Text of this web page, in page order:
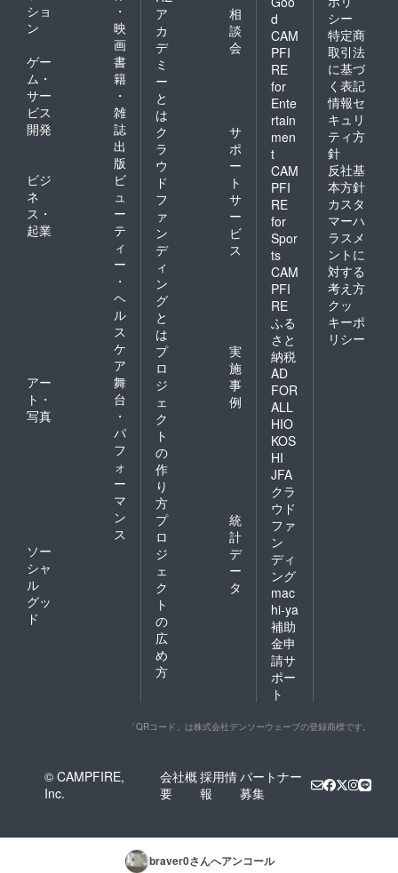
ショ
ン
・
映
画
ゲー
ム・
サー
ビス
開発
書
籍
・
雑
誌
出
版
ビジ
ネ
ス・
起業
ビ
ュ
ー
テ
ィ
ー
・
ヘ
ル
ス
ケ
ア
アー
ト・
写真
舞
台
・
パ
フ
ォ
ー
マ
ン
ス
ソー
シャ
ル
グッ
ド
ア
カ
デ
ミ
ー
と
は
相
談
会
ク
ラ
ウ
ド
フ
ァ
ン
デ
ィ
ン
グ
と
は
サ
ポ
ー
ト
サ
ー
ビ
ス
プ
ロ
ジ
ェ
ク
ト
の
作
り
方
実
施
事
例
プ
ロ
ジ
ェ
ク
ト
の
広
め
方
統
計
デ
ー
タ
d
CAM
PFI
RE
for
Ente
rtain
men
t
CAM
PFI
RE
for
Spor
ts
CAM
PFI
RE
ふる
さと
納税
AD
FOR
ALL
HIO
KOS
HI
JFA
クラ
ウド
ファ
ン
ディ
ング
mac
hi-ya
補助
金申
請サ
ポー
ト
シー
特定商
取引法
に基づ
く表記
情報セ
キュリ
ティ方
針
反社基
本方針
カスタ
マーハ
ラスメ
ントに
対する
考え方
クッ
キーポ
リシー
「QRコード」は株式会社デンソーウェーブの登録商標です。
© CAMPFIRE,
Inc.
会社概
要
採用情
報
パートナー
募集
braver0さんへアンコール